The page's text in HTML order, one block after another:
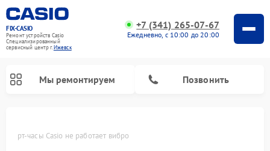
FIX-CASIO
Ремонт устройств Casio
Специализированный
cервисный центр г.Ижевск
+7 (341) 265-07-67
Ежедневно, с 10:00 до 20:00
Мы ремонтируем Позвонить
Смарт-часы Casio не работает вибро